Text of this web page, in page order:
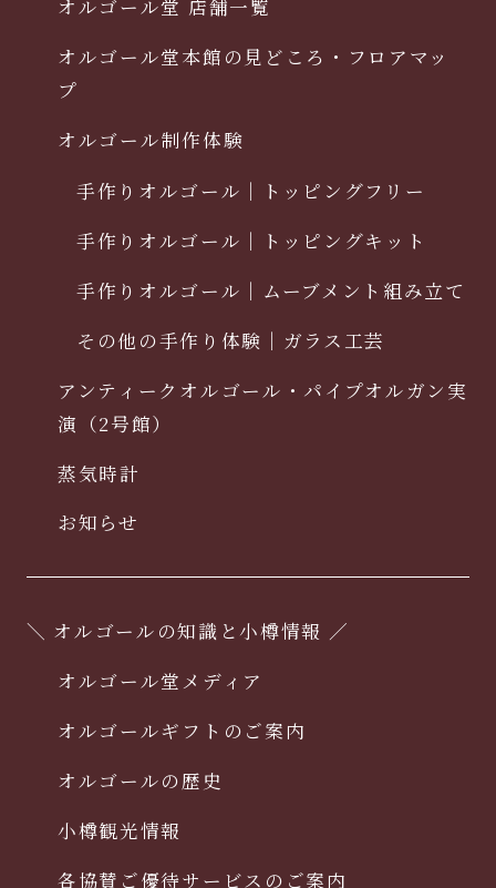
オルゴール堂 店舗一覧
オルゴール堂本館の見どころ・フロアマッ
プ
オルゴール制作体験
手作りオルゴール｜トッピングフリー
手作りオルゴール｜トッピングキット
手作りオルゴール｜ムーブメント組み立て
その他の手作り体験｜ガラス工芸
アンティークオルゴール・パイプオルガン実
演（2号館）
蒸気時計
お知らせ
＼ オルゴールの知識と小樽情報 ／
オルゴール堂メディア
オルゴールギフトのご案内
オルゴールの歴史
小樽観光情報
各協賛ご優待サービスのご案内